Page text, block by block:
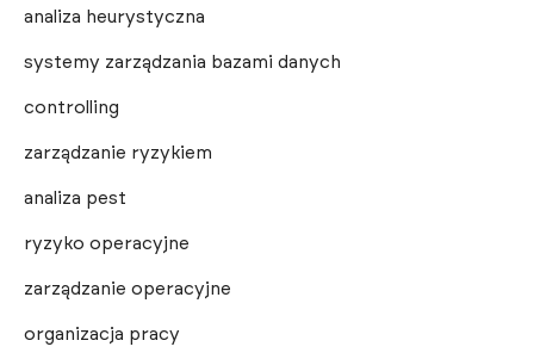
analiza heurystyczna
systemy zarządzania bazami danych
controlling
zarządzanie ryzykiem
analiza pest
ryzyko operacyjne
zarządzanie operacyjne
organizacja pracy